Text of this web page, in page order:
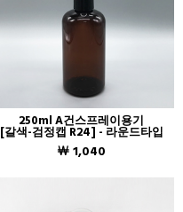
250ml A건스프레이용기
[갈색-검정캡 R24] - 라운드타입
￦ 1,040